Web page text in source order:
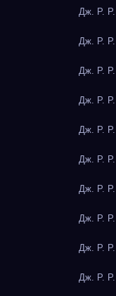
Дж. Р.
Дж. Р.
Дж. Р.
Дж. Р.
Дж. Р.
Дж. Р.
Дж. Р.
Дж. Р.
Дж. Р.
Дж. Р.